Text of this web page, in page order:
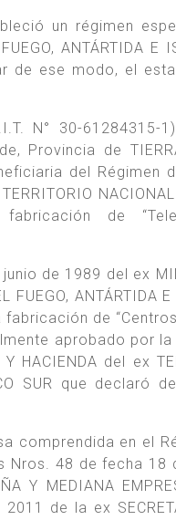
un régimen
ANTÁRTIDA
de ese modo, el
N° 30-
Provincia de
del
NACIONAL
de
de 1989 del ex
FUEGO,
de
aprobado por
HACIENDA del ex
SUR que
comprendida en el
48 de fecha 18
Y MEDIANA
de la ex